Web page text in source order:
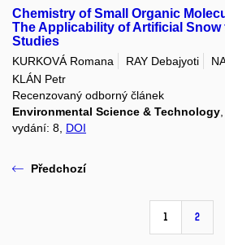
Chemistry of Small Organic
The Applicability of Artificial Snow
Studies
KURKOVÁ Romana RAY Debajyoti
KLÁN Petr
Recenzovaný odborný článek
Environmental Science & Technology
vydání: 8, DOI
Předchozí
1 2